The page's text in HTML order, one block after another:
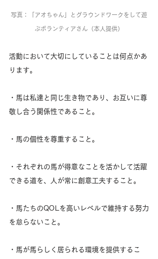
写真：「アオちゃん」とグラウンドワークをして遊
ぶボランティアさん（本人提供）
活動において大切にしていることは何点かあ
ります。
・馬は私達と同じ生き物であり、お互いに尊
敬し合う関係性であること。
・馬の個性を尊重すること。
・それぞれの馬が得意なことを活かして活躍
できる道を、人が常に創意工夫すること。
・馬たちのQOLを高いレベルで維持する努力
を怠らないこと。
・馬が馬らしく居られる環境を提供するこ